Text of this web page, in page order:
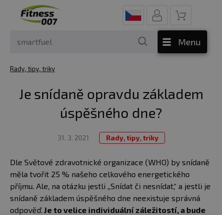
Menu
Rady, tipy, triky
Je snídaně opravdu základem
úspěšného dne?
31. 3. 2021 Rady, tipy, triky
Dle Světové zdravotnické organizace (WHO) by snídaně
měla tvořit 25 % našeho celkového energetického
příjmu. Ale, na otázku jestli ,,Snídat či nesnídat,“ a jestli je
snídaně základem úspěšného dne neexistuje správná
odpověď. Je to velice individuální záležitostí, a bude